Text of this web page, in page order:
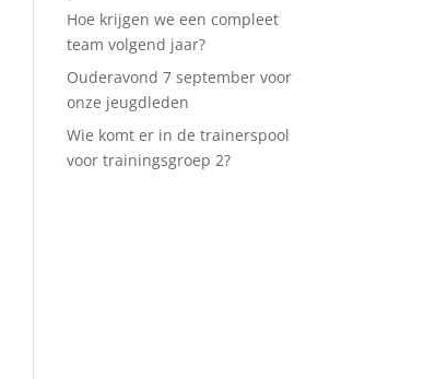
Hoe krijgen we een compleet
team volgend jaar?
Ouderavond 7 september voor
onze jeugdleden
Wie komt er in de trainerspool
voor trainingsgroep 2?